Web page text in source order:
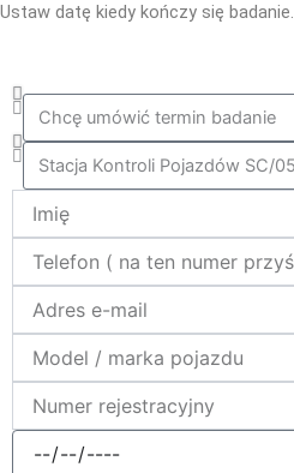
Ustaw datę kiedy kończy się badanie.
Co_zrobic
ktora_stacja
mail
data